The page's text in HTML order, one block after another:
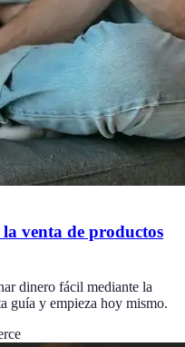
venta de productos
dinero fácil mediante la
guía y empieza hoy mismo.